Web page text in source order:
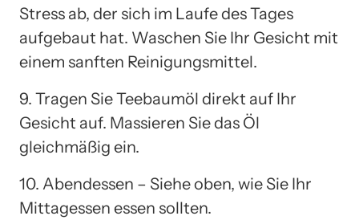
Stress ab, der sich im Laufe des Tages
aufgebaut hat. Waschen Sie Ihr Gesicht mit
einem sanften Reinigungsmittel.
9. Tragen Sie Teebaumöl direkt auf Ihr
Gesicht auf. Massieren Sie das Öl
gleichmäßig ein.
10. Abendessen – Siehe oben, wie Sie Ihr
Mittagessen essen sollten.